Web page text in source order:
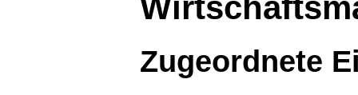
Zugeordnete